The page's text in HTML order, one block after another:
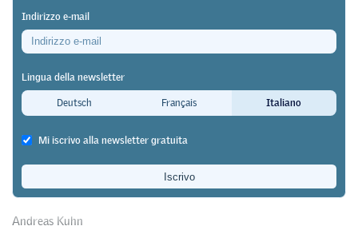
06/10/25
«La formazione professionale nel 2040: prospettive
politica della formazione nel livello secondario II
Ecco perché la formazione generale
e quella professionale dovrebbero
essere considerate congiuntamente
Andreas Kuhn
Indirizzo e-mail
Lingua della newsletter
Deutsch
Français Italiano
Mi iscrivo alla newsletter gratuita